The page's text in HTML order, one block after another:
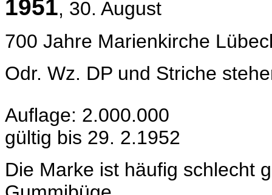
1951, 30. August
700 Jahre Marienkirche
Odr. Wz. DP und Striche
Auflage: 2.000.000
gültig bis 29. 2.1952
Die Marke ist häufig schlecht